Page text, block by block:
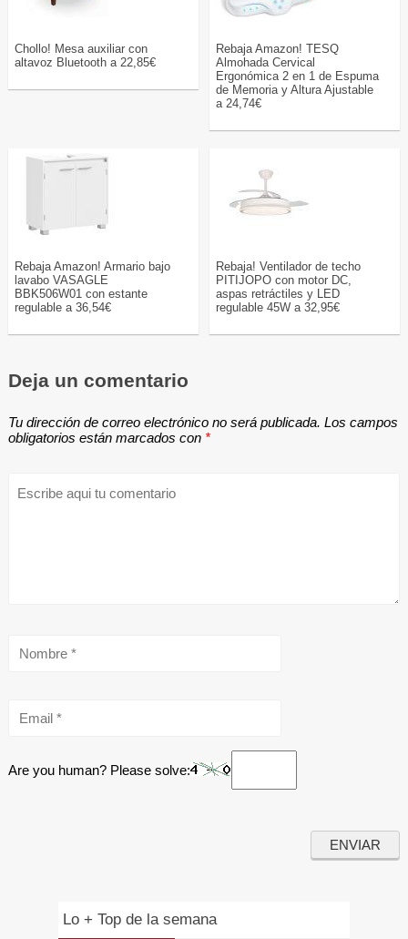
Chollo! Mesa auxiliar con
altavoz Bluetooth a 22,85€
Rebaja Amazon! TESQ
Almohada Cervical
Ergonómica 2 en 1 de Espuma
de Memoria y Altura Ajustable
a 24,74€
Rebaja Amazon! Armario bajo
lavabo VASAGLE
BBK506W01 con estante
regulable a 36,54€
Rebaja! Ventilador de techo
PITIJOPO con motor DC,
aspas retráctiles y LED
regulable 45W a 32,95€
Deja un comentario
Tu dirección de correo electrónico no será publicada. Los campos
obligatorios están marcados con *
Are you human? Please solve:
Lo + Top de la semana